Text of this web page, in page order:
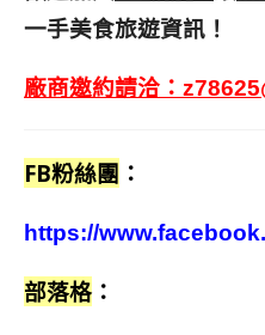
一手美食旅遊資訊！
廠商邀約請洽：
FB粉絲團 ：
https://
部落格 ：